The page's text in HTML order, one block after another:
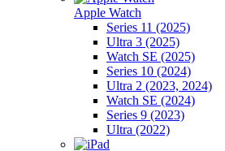
Apple Watch
Series 11 (2025)
Ultra 3 (2025)
Watch SE (2025)
Series 10 (2024)
Ultra 2 (2023, 2024)
Watch SE (2024)
Series 9 (2023)
Ultra (2022)